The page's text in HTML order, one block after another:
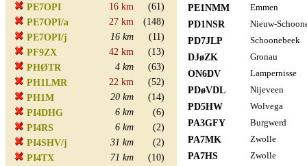
PE7OPI
16 km
(61)
PE7OPI/a
27 km
(148)
PE7OPI/j
16 km
(11)
PF9ZX
42 km
(13)
PHØTR
4 km
(63)
PH1LMR
22 km
(52)
PH1M
20 km
(14)
PI4DHG
6 km
(6)
PI4RS
6 km
(2)
PI4SHV/j
31 km
(2)
PI4TX
71 km (10)
PE1NMM Emmen
PD1NSR Nieuw-
PD7JLP Schoonebeek
DJøZK Gronau
ON6DV Lampernisse
PDøVDL Nijeveen
PD5HW Wolvega
PA3GFY Burgwerd
PA7MK Zwolle
PA7HS Zwolle